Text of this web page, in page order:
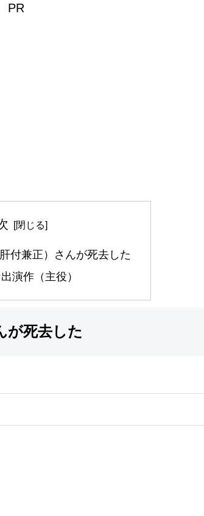
PR
付兼正）さんが死去した
演作（主役）
が死去した